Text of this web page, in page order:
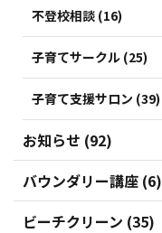
不登校相談 (16)
子育てサークル (25)
子育て支援サロン (39)
お知らせ (92)
バウンダリー講座 (6)
ビーチクリーン (35)